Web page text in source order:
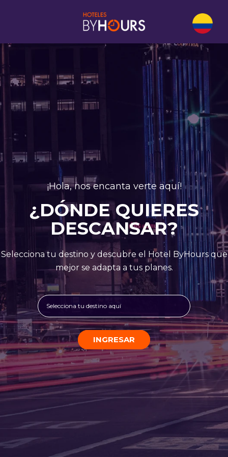
¡Hola, nos encanta verte aquí!
¿DÓNDE QUIERES
DESCANSAR?
Selecciona tu destino y descubre el Hotel ByHours que
mejor se adapta a tus planes.
Selecciona tu destino aquí
INGRESAR